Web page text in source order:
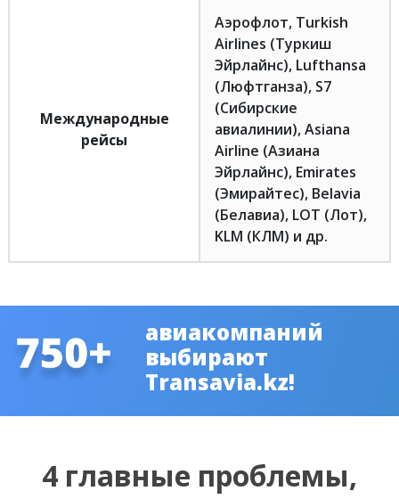
Международные
рейсы
Аэрофлот, Turkish
Airlines (Туркиш
Эйрлайнс), Lufthansa
(Люфтганза), S7
(Сибирские
авиалинии), Asiana
Airline (Азиана
Эйрлайнс), Emirates
(Эмирайтес), Belavia
(Белавиа), LOT (Лот),
KLM (КЛМ) и др.
авиакомпаний
выбирают
Transavia.kz!
4 главные проблемы,